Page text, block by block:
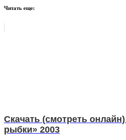
Читать еще:
Скачать (смотреть
рыбки» 2003